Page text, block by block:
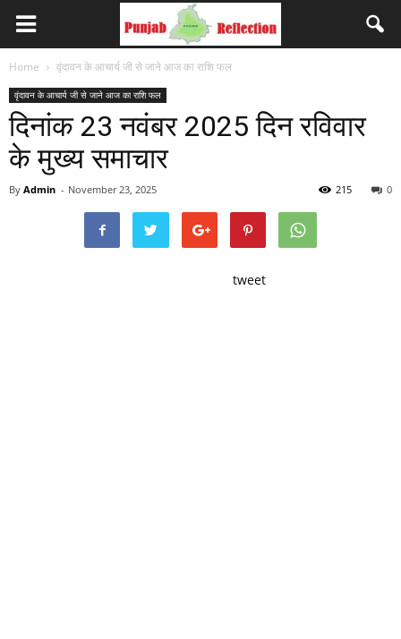
Home वृंदावन के आचार्य जी से जाने आज का राशि फल
वृंदावन के आचार्य जी से जाने आज का राशि फल
दिनांक 23 नवंबर 2025 दिन रविवार
के मुख्य समाचार
By Admin - November 23, 2025 0
215
tweet